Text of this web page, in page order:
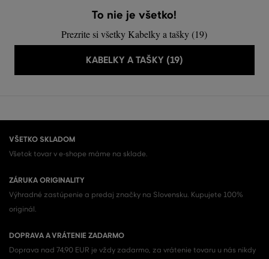
To nie je všetko!
Prezrite si všetky Kabelky a tašky (19)
KABELKY A TAŠKY (19)
VŠETKO SKLADOM
Všetok tovar v e-shope máme na sklade.
ZÁRUKA ORIGINALITY
Výhradné zastúpenie a predaj značky na Slovensku. Kupujete 100%
originál.
DOPRAVA A VRÁTENIE ZADARMO
Doprava nad 74,90 EUR je vždy zadarmo, za vrátenie tovaru u nás nikdy